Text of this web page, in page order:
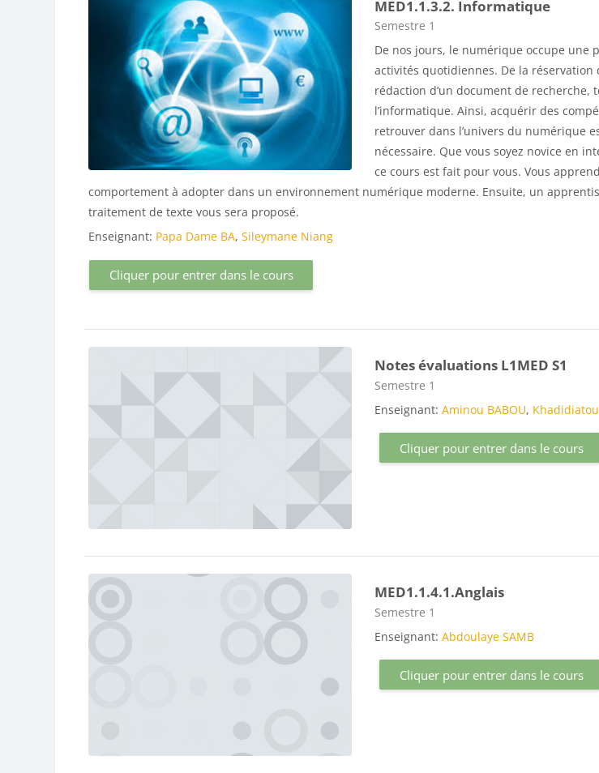
MED1.1.3.2. Informatique
Catégorie de cours
Semestre 1
De nos jours, le numérique occupe une
activités quotidiennes. De la réservation
rédaction d’un document de recherche,
l’informatique. Ainsi, acquérir des
retrouver dans l’univers du numérique
nécessaire. Que vous soyez novice en
ce cours est fait pour vous. Vous
comportement à adopter dans un environnement numérique moderne. Ensuite, un
traitement de texte vous sera proposé.
Enseignant: Papa Dame BA,Sileymane Niang
Cliquer pour entrer dans le cours
Notes évaluations L1MED S1
Catégorie de cours
Semestre 1
Enseignant:Aminou BABOU,
Cliquer pour entrer dans le cours
MED1.1.4.1.Anglais
Catégorie de cours
Semestre 1
Enseignant:Abdoulaye SAMB
Cliquer pour entrer dans le cours